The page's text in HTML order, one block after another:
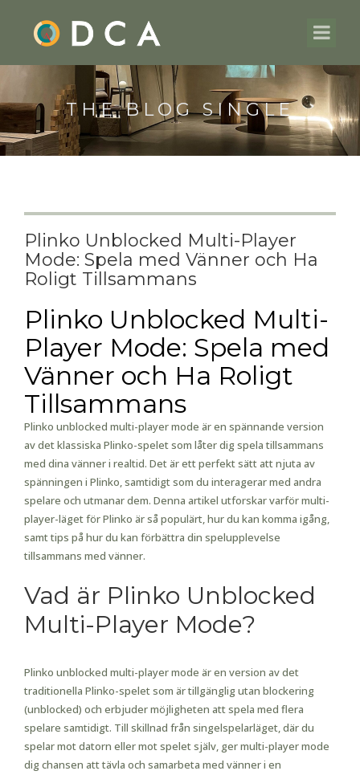
THE BLOG SINGLE
Plinko Unblocked Multi-Player
Mode: Spela med Vänner och Ha
Roligt Tillsammans
Plinko Unblocked Multi-
Player Mode: Spela med
Vänner och Ha Roligt
Tillsammans
Plinko unblocked multi-player mode är en spännande version
av det klassiska Plinko-spelet som låter dig spela tillsammans
med dina vänner i realtid. Det är ett perfekt sätt att njuta av
spänningen i Plinko, samtidigt som du interagerar med andra
spelare och utmanar dem. Denna artikel utforskar varför multi-
player-läget för Plinko är så populärt, hur du kan komma igång,
samt tips på hur du kan förbättra din spelupplevelse
tillsammans med vänner.
Vad är Plinko Unblocked
Multi-Player Mode?
Plinko unblocked multi-player mode är en version av det
traditionella Plinko-spelet som är tillgänglig utan blockering
(unblocked) och erbjuder möjligheten att spela med flera
spelare samtidigt. Till skillnad från singelspelarläget, där du
spelar mot datorn eller mot spelet själv, ger multi-player mode
dig chansen att tävla och samarbeta med vänner i en